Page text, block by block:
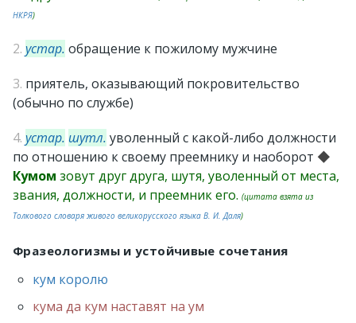
НКРЯ)
2. устар. обращение к пожилому мужчине
3. приятель, оказывающий покровительство
(обычно по службе)
4. устар. шутл. уволенный с какой-либо должности
по отношению к своему преемнику и наоборот ◆
Кумом зовут друг друга, шутя, уволенный от места,
звания, должности, и преемник его. (цитата взята из
Толкового словаря живого великорусского языка В. И. Даля)
Фразеологизмы и устойчивые сочетания
кум королю
кума да кум наставят на ум